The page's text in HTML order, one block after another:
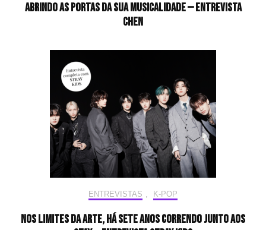
Abrindo as portas da sua musicalidade — Entrevista
CHEN
ENTREVISTAS , K-POP
Nos limites da arte, há sete anos correndo junto aos